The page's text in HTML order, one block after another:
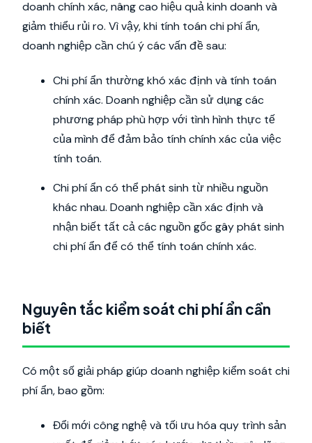
doanh chính xác, nâng cao hiệu quả kinh doanh và
giảm thiểu rủi ro. Vì vậy, khi tính toán chi phí ẩn,
doanh nghiệp cần chú ý các vấn đề sau:
Chi phí ẩn thường khó xác định và tính toán
chính xác. Doanh nghiệp cần sử dụng các
phương pháp phù hợp với tình hình thực tế
của mình để đảm bảo tính chính xác của việc
tính toán.
Chi phí ẩn có thể phát sinh từ nhiều nguồn
khác nhau. Doanh nghiệp cần xác định và
nhận biết tất cả các nguồn gốc gây phát sinh
chi phí ẩn để có thể tính toán chính xác.
Nguyên tắc kiểm soát chi phí ẩn cần
biết
Có một số giải pháp giúp doanh nghiệp kiểm soát chi
phí ẩn, bao gồm:
Đổi mới công nghệ và tối ưu hóa quy trình sản